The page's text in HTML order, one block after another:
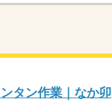
タン作業｜なか卯